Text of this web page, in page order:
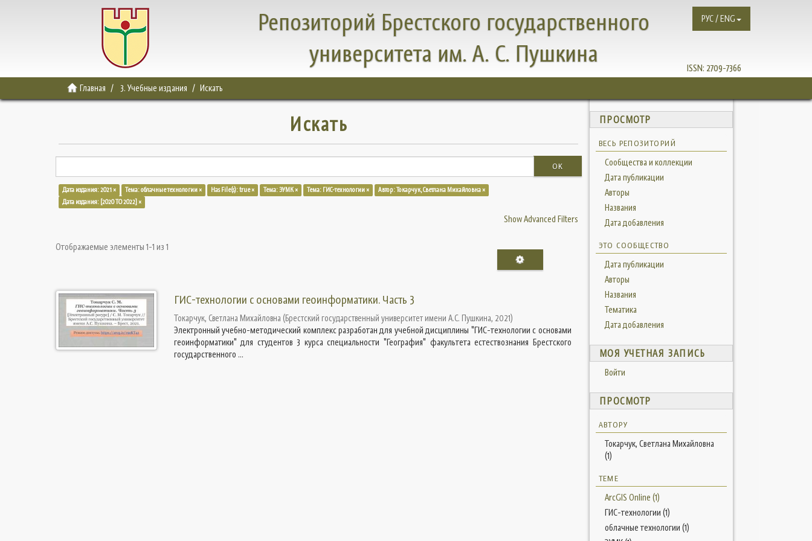
Репозиторий Брестского государственного
университета им. А. С. Пушкина
ISSN: 2709-7366
РУС / ENG
Главная 3. Учебные издания Искать
Искать
OK
Дата издания: 2021 × Тема: облачные технологии × Has File(s): true × Тема: ЭУМК × Тема: ГИС-технологии ×
Автор: Токарчук, Светлана Михайловна ×
Дата издания: [2020 TO 2022] ×
Show Advanced Filters
Отображаемые элементы 1-1 из 1
ГИС-технологии с основами геоинформатики. Часть 3
Токарчук, Светлана Михайловна (Брестский государственный университет имени А.С. Пушкина, 2021)
Электронный учебно-методический комплекс разработан для учебной дисциплины "ГИС-технологии с основами
геоинформатики" для студентов 3 курса специальности "География" факультета естествознания Брестского
государственного ...
ПРОСМОТР
ВЕСЬ РЕПОЗИТОРИЙ
Сообщества и коллекции
Дата публикации
Авторы
Названия
Дата добавления
ЭТО СООБЩЕСТВО
Дата публикации
Авторы
Названия
Тематика
Дата добавления
МОЯ УЧЕТНАЯ ЗАПИСЬ
Войти
ПРОСМОТР
АВТОРУ
Токарчук, Светлана Михайловна
(1)
ТЕМЕ
ArcGIS Online (1)
ГИС-технологии (1)
облачные технологии (1)